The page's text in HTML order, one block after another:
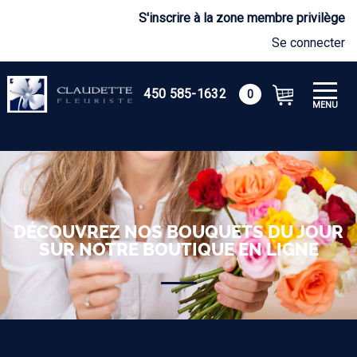
S'inscrire à la zone membre privilège
Se connecter
450 585-1632 0
DÉCOUVREZ NOS BOUQUETS DU JOUR
SUR NOTRE BOUTIQUE EN LIGNE
MENU